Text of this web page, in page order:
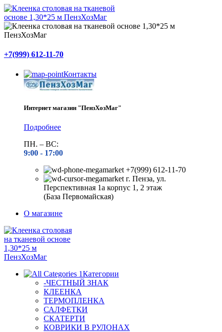
+7(999) 612-11-70
Контакты
Интернет магазин "ПензХозМаг"
Подробнее
ПН. – ВС:
9:00 - 17:00
+7(999) 612-11-70
г. Пенза, ул.
Перспективная 1а корпус 1, 2 этаж
(База Первомайская)
О магазине
Категории
-ЧЕСТНЫЙ ЗНАК
КЛЕЕНКА
ТЕРМОПЛЕНКА
САЛФЕТКИ
СКАТЕРТИ
КОВРИКИ В РУЛОНАХ